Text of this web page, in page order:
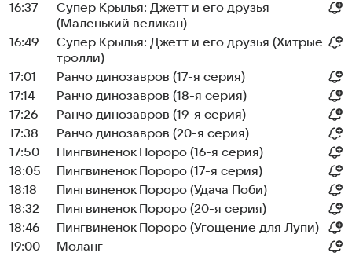
16:37
Супер Крылья: Джетт и его друзья
(Маленький великан)
16:49
Супер Крылья: Джетт и его друзья (Хитрые
тролли)
17:01
Ранчо динозавров (17-я серия)
17:14
Ранчо динозавров (18-я серия)
17:26
Ранчо динозавров (19-я серия)
17:38
Ранчо динозавров (20-я серия)
17:50
Пингвиненок Пороро (16-я серия)
18:05
Пингвиненок Пороро (17-я серия)
18:18
Пингвиненок Пороро (Удача Поби)
18:32
Пингвиненок Пороро (20-я серия)
18:46
Пингвиненок Пороро (Угощение для Лупи)
19:00
Моланг